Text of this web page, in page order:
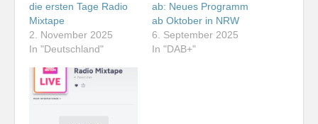
die ersten Tage Radio
Mixtape
2. November 2025
In "Deutschland"
ab: Neues Programm
ab Oktober in NRW
6. September 2025
In "DAB+"